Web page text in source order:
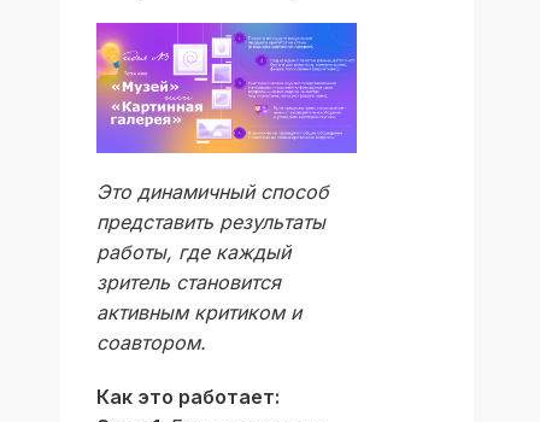
Это динамичный способ
представить результаты
работы, где каждый
зритель становится
активным критиком и
соавтором.
Как это работает: